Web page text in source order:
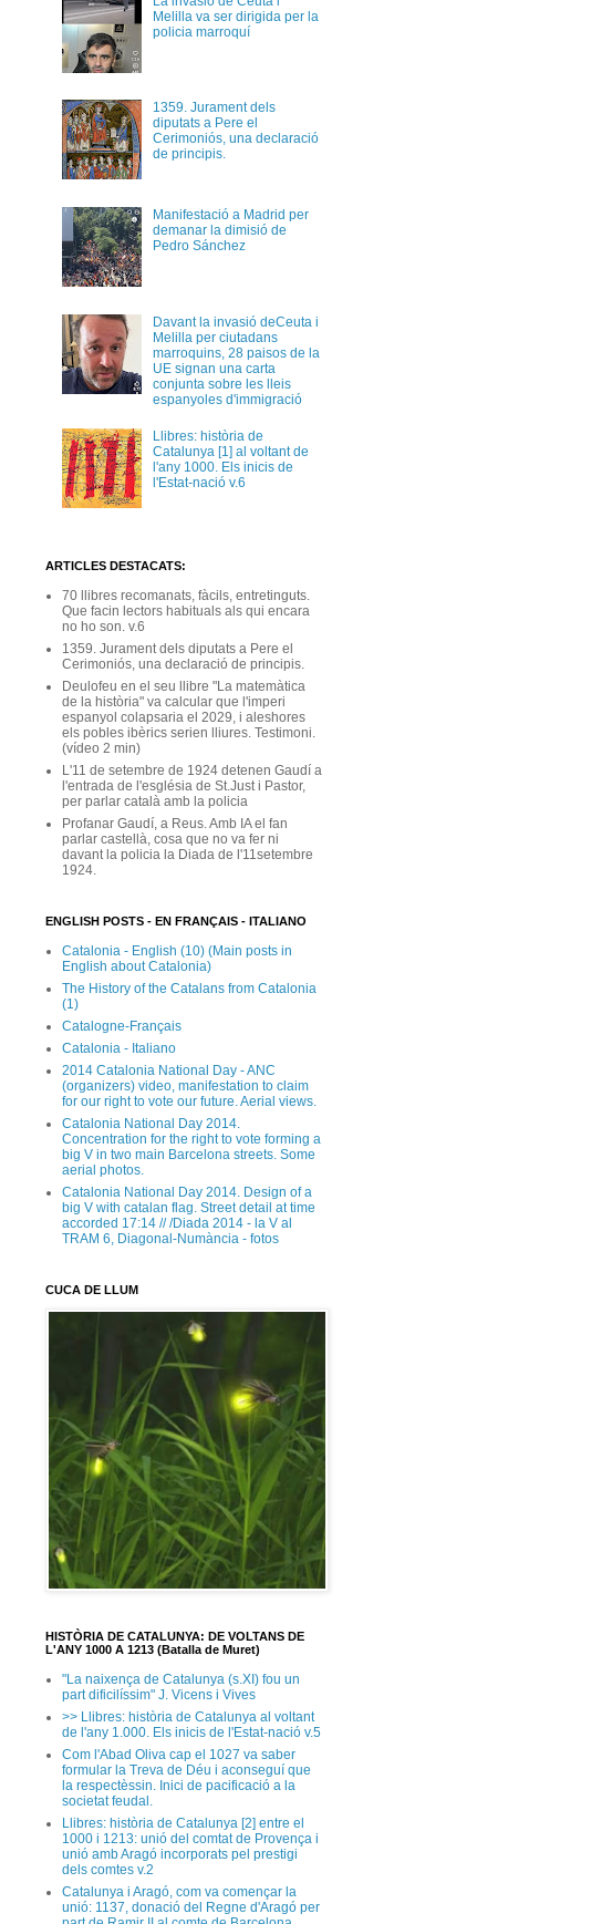
Melilla va ser dirigida per la
policia marroquí
1359. Jurament dels
diputats a Pere el
Cerimoniós, una declaració
de principis.
Manifestació a Madrid per
demanar la dimisió de
Pedro Sánchez
Davant la invasió deCeuta i
Melilla per ciutadans
marroquins, 28 paisos de la
UE signan una carta
conjunta sobre les lleis
espanyoles d'immigració
Llibres: història de
Catalunya [1] al voltant de
l'any 1000. Els inicis de
l'Estat-nació v.6
ARTICLES DESTACATS:
70 llibres recomanats, fàcils, entretinguts.
Que facin lectors habituals als qui encara
no ho son. v.6
1359. Jurament dels diputats a Pere el
Cerimoniós, una declaració de principis.
Deulofeu en el seu llibre "La matemàtica
de la història" va calcular que l'imperi
espanyol colapsaria el 2029, i aleshores
els pobles ibèrics serien lliures. Testimoni.
(vídeo 2 min)
L'11 de setembre de 1924 detenen Gaudí a
l'entrada de l'església de St.Just i Pastor,
per parlar català amb la policia
Profanar Gaudí, a Reus. Amb IA el fan
parlar castellà, cosa que no va fer ni
davant la policia la Diada de l'11setembre
1924.
ENGLISH POSTS - EN FRANÇAIS - ITALIANO
Catalonia - English (10) (Main posts in
English about Catalonia)
The History of the Catalans from Catalonia
(1)
Catalogne-Français
Catalonia - Italiano
2014 Catalonia National Day - ANC
(organizers) video, manifestation to claim
for our right to vote our future. Aerial views.
Catalonia National Day 2014.
Concentration for the right to vote forming a
big V in two main Barcelona streets. Some
aerial photos.
Catalonia National Day 2014. Design of a
big V with catalan flag. Street detail at time
accorded 17:14 // /Diada 2014 - la V al
TRAM 6, Diagonal-Numància - fotos
CUCA DE LLUM
HISTÒRIA DE CATALUNYA: DE VOLTANS DE
L'ANY 1000 A 1213 (Batalla de Muret)
"La naixença de Catalunya (s.XI) fou un
part dificilíssim" J. Vicens i Vives
>> Llibres: història de Catalunya al voltant
de l'any 1.000. Els inicis de l'Estat-nació v.5
Com l'Abad Oliva cap el 1027 va saber
formular la Treva de Déu i aconseguí que
la respectèssin. Inici de pacificació a la
societat feudal.
Llibres: història de Catalunya [2] entre el
1000 i 1213: unió del comtat de Provença i
unió amb Aragó incorporats pel prestigi
dels comtes v.2
Catalunya i Aragó, com va començar la
unió: 1137, donació del Regne d'Aragó per